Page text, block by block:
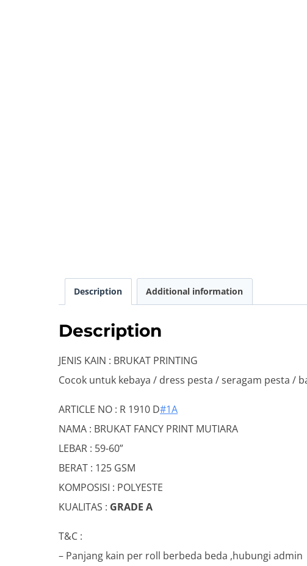
Description Additional information
Description
JENIS KAIN : BRUKAT PRINTING
Cocok untuk kebaya / dress pesta / seragam pesta /
ARTICLE NO : R 1910 D#1A
NAMA : BRUKAT FANCY PRINT MUTIARA
LEBAR : 59-60”
BERAT : 125 GSM
KOMPOSISI : POLYESTE
KUALITAS : GRADE A
T&C :
– Panjang kain per roll berbeda beda ,hubungi admin